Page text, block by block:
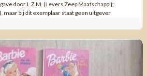
door L.Z.M. (Levers Zeep Maatschappij;
bij dit exemplaar staat geen uitgever